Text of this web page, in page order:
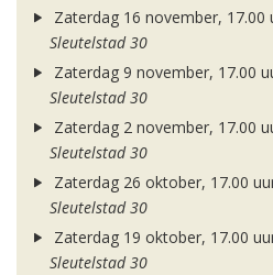
Zaterdag 16 november, 17.00
Sleutelstad 30
Zaterdag 9 november, 17.00
Sleutelstad 30
Zaterdag 2 november, 17.00
Sleutelstad 30
Zaterdag 26 oktober, 17.00
Sleutelstad 30
Zaterdag 19 oktober, 17.00
Sleutelstad 30